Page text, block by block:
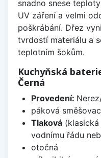
snadno snese
UV záření a velmi
poškrábání. Dřez
tvrdostí materiálu a
teplotním šokům.
Kuchyňská
Černá
Provedení:
páková
Tlaková(klasická
vodnímu řádu
otočná